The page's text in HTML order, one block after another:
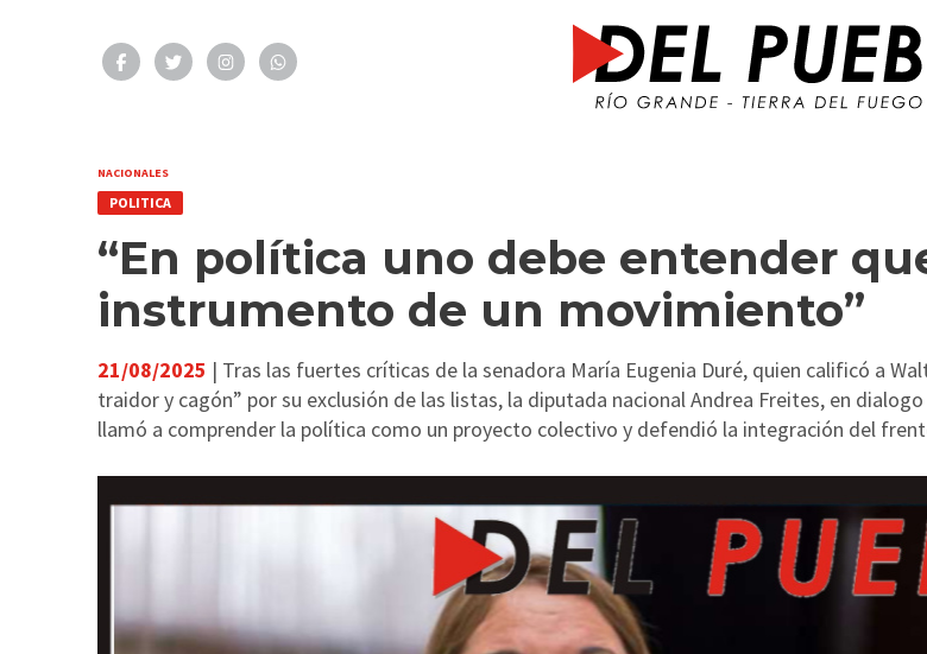
NACIONALES
POLITICA
“En política uno debe entender
instrumento de un movimiento”
21/08/2025 | Tras las fuertes críticas de la senadora María Eugenia Duré, quien calificó a
traidor y cagón” por su exclusión de las listas, la diputada nacional Andrea Freites, en
llamó a comprender la política como un proyecto colectivo y defendió la integración del